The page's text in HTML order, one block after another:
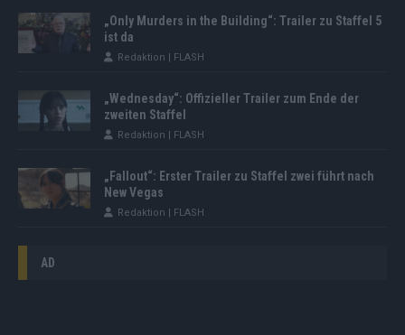
„Only Murders in the Building“: Trailer zu Staffel 5
ist da
Redaktion | FLASH
„Wednesday“: Offizieller Trailer zum Ende der
zweiten Staffel
Redaktion | FLASH
„Fallout“: Erster Trailer zu Staffel zwei führt nach
New Vegas
Redaktion | FLASH
AD